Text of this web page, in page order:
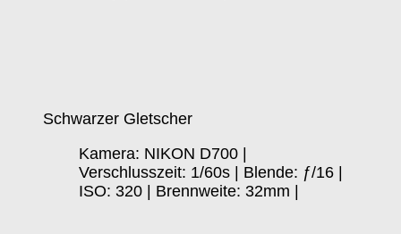
Schwarzer Gletscher
Kamera: NIKON D700 |
Verschlusszeit: 1/60s | Blende: ƒ/16 |
ISO: 320 | Brennweite: 32mm |